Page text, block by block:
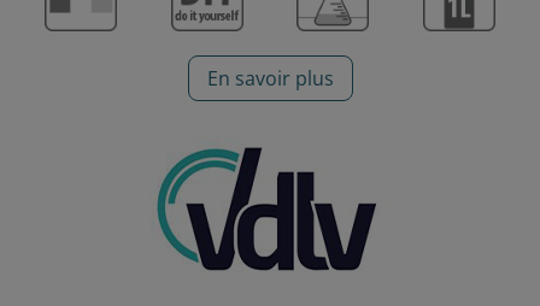
En savoir plus